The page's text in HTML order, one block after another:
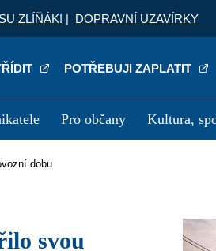
ZLÍŇÁK! | DOPRAVNÍ UZAVÍRKY
POTŘEBUJI ZAPLATIT
Pro občany Kultura,
Kariéra
dobu